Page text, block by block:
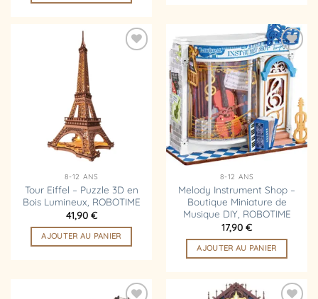
8-12 ANS
Tour Eiffel – Puzzle 3D en
Bois Lumineux, ROBOTIME
41,90 €
AJOUTER AU PANIER
Ajouter
à la
liste
d’envies
8-12 ANS
Melody Instrument Shop –
Boutique Miniature de
Musique DIY, ROBOTIME
17,90 €
AJOUTER AU PANIER